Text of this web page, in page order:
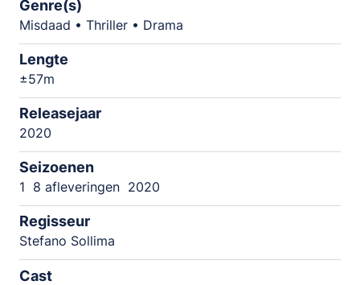
Genre(s)
Misdaad • Thriller • Drama
Lengte
±57m
Releasejaar
2020
Seizoenen
1 8 afleveringen 2020
Regisseur
Stefano Sollima
Cast